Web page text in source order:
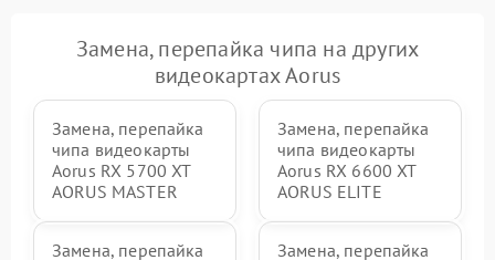
Замена, перепайка чипа на других
видеокартах Aorus
Замена, перепайка
чипа видеокарты
Aorus RX 5700 XT
AORUS MASTER
Замена, перепайка
чипа видеокарты
Aorus RX 6600 XT
AORUS ELITE
Замена, перепайка
Замена, перепайка